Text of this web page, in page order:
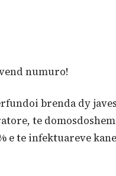
numuro!
brenda dy
te
te infektuareve